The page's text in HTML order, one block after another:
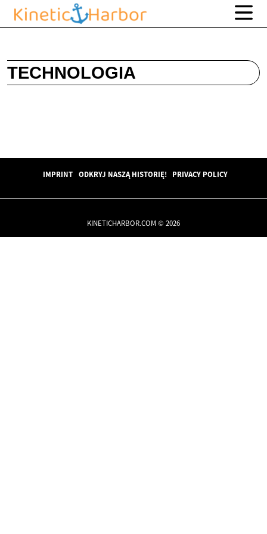
TECHNOLOGIA
IMPRINT ODKRYJ NASZĄ HISTORIĘ! PRIVACY POLICY
KINETICHARBOR.COM © 2026